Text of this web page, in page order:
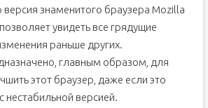
знаменитого браузера Mozilla
увидеть все грядущие
раньше других.
главным образом, для
этот браузер, даже если это
нестабильной версией.